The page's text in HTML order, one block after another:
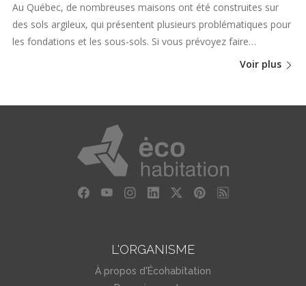
Au Québec, de nombreuses maisons ont été construites sur
des sols argileux, qui présentent plusieurs problématiques pour
les fondations et les sous-sols. Si vous prévoyez faire…
Voir plus
L'ORGANISME
À propos d'Écohabitation